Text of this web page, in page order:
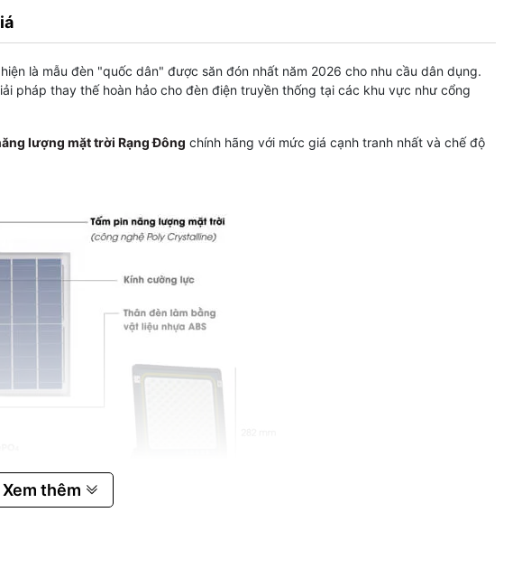
hiện là mẫu đèn "quốc dân" được săn đón nhất năm 2026 cho nhu cầu dân dụng.
pháp thay thế hoàn hảo cho đèn điện truyền thống tại các khu vực như cổng
lượng mặt trời Rạng Đông chính hãng với mức giá cạnh tranh nhất và chế độ
Xem thêm